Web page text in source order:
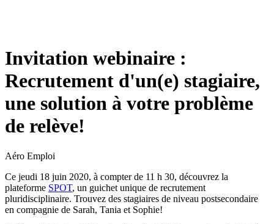
Invitation webinaire :
Recrutement d'un(e) stagiaire,
une solution à votre problème
de relève!
Aéro Emploi
Ce jeudi 18 juin 2020, à compter de 11 h 30, découvrez la
plateforme SPOT, un guichet unique de recrutement
pluridisciplinaire. Trouvez des stagiaires de niveau postsecondaire
en compagnie de Sarah, Tania et Sophie!